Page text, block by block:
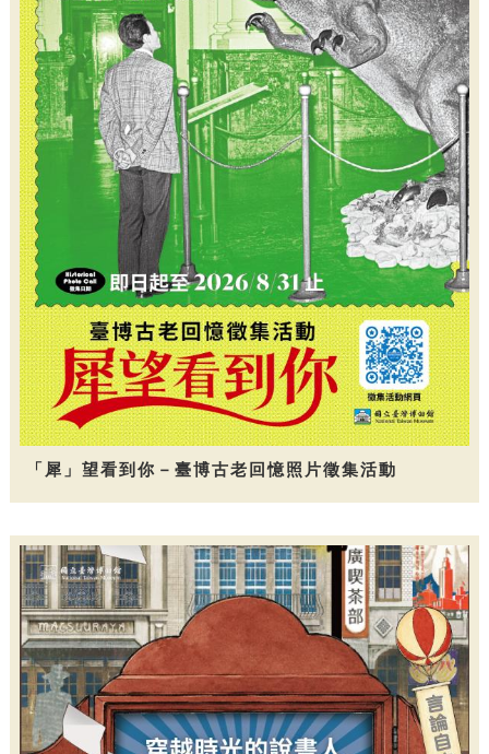
「犀」望看到你－臺博古老回憶照片徵集活動